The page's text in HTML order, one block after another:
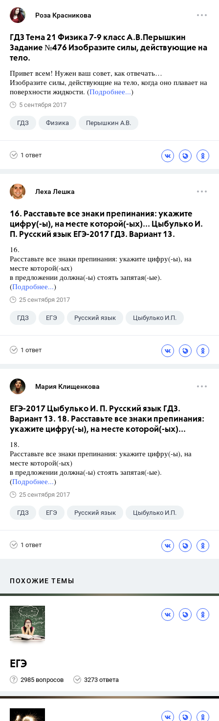
Роза Красникова
ГДЗ Тема 21 Физика 7-9 класс А.В.Перышкин
Задание №476 Изобразите силы, действующие на
тело.
Привет всем! Нужен ваш совет, как отвечать…
Изобразите силы, действующие на тело, когда оно плавает на
поверхности жидкости. (Подробнее...)
5 сентября 2017
ГДЗ Физика Перышкин А.В.
1 ответ
Леха Лешка
16. Расставьте все знаки препинания: укажите
цифру(-ы), на месте которой(-ых)... Цыбулько И.
П. Русский язык ЕГЭ-2017 ГДЗ. Вариант 13.
16.
Расставьте все знаки препинания: укажите цифру(-ы), на
месте которой(-ых)
в предложении должна(-ы) стоять запятая(-ые).
(Подробнее...)
25 сентября 2017
ГДЗ ЕГЭ Русский язык Цыбулько И.П.
1 ответ
Мария Клищенкова
ЕГЭ-2017 Цыбулько И. П. Русский язык ГДЗ.
Вариант 13. 18. Расставьте все знаки препинания:
укажите цифру(-ы), на месте которой(-ых)...
18.
Расставьте все знаки препинания: укажите цифру(-ы), на
месте которой(-ых)
в предложении должна(-ы) стоять запятая(-ые).
(Подробнее...)
25 сентября 2017
ГДЗ ЕГЭ Русский язык Цыбулько И.П.
1 ответ
ПОХОЖИЕ ТЕМЫ
ЕГЭ
2985 вопросов 3273 ответа